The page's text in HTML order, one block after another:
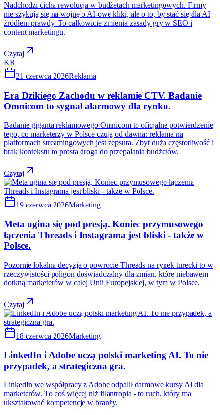
Nadchodzi cicha rewolucja w budżetach marketingowych. Firmy
nie szykują się na wojnę o AI-owe kliki, ale o to, by stać się dla AI
źródłem prawdy. To całkowicie zmienia zasady gry w SEO i
content marketingu.
Czytaj
KR
21 czerwca 2026Reklama
Era Dzikiego Zachodu w reklamie CTV. Badanie
Omnicom to sygnał alarmowy dla rynku.
Badanie giganta reklamowego Omnicom to oficjalne potwierdzenie
tego, co marketerzy w Polsce czują od dawna: reklama na
platformach streamingowych jest zepsuta. Zbyt duża częstotliwość i
brak kontekstu to prosta droga do przepalania budżetów.
Czytaj
19 czerwca 2026Marketing
Meta ugina się pod presją. Koniec przymusowego
łączenia Threads i Instagrama jest bliski - także w
Polsce.
Pozornie lokalna decyzja o powrocie Threads na rynek turecki to w
rzeczywistości poligon doświadczalny dla zmian, które niebawem
dotkną marketerów w całej Unii Europejskiej, w tym w Polsce.
Czytaj
18 czerwca 2026Marketing
LinkedIn i Adobe uczą polski marketing AI. To nie
przypadek, a strategiczna gra.
LinkedIn we współpracy z Adobe odpalił darmowe kursy AI dla
marketerów. To coś więcej niż filantropia - to ruch, który ma
ukształtować kompetencje w branży.